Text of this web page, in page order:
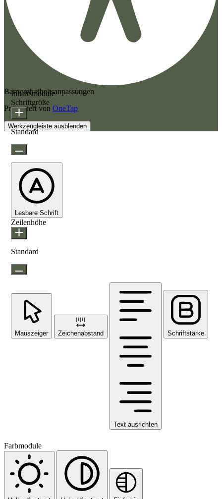
Barrierefreiheitsanpassungen
Präsentiert von OneTap
Werkzeugleiste ausblenden
Inhaltsmodule
Schriftgröße
Standard
Lesbare Schrift
Zeilenhöhe
Standard
Mauszeiger Zeichenabstand
Text ausrichten
Schriftstärke
Farbmodule